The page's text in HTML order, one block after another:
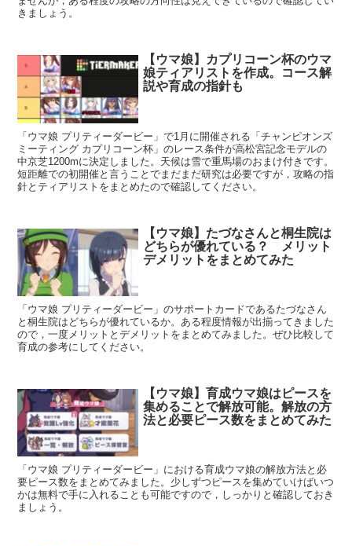
きましょう。
【ウマ娘】カプリコーン杯のウマ
娘ティアリストを作成。コース解
説や育成の指針も
「ウマ娘 プリティーダービー」で1月に開催される「チャンピオンズ
ミーティング カプリコーン杯」のレース条件が高松宮記念モデルの
中京芝1200mに決定しました。天候は雪で重馬場のおまけ付きです。
短距離での初開催と言うことでまだまだ研究は必要ですが，攻略の指
針とティアリストをまとめたので確認してください。
【ウマ娘】たづなさんと桐生院は
どちらが優れている？ メリット
デメリットをまとめてみた
「ウマ娘 プリティーダービー」のサポートカードであるたづなさん
と桐生院はどちらが優れているか。ある程度情報が出揃ってきました
ので，一度メリットとデメリットをまとめてみました。ぜひ比較して
育成の参考にしてください。
【ウマ娘】育成ウマ娘はピースを
集めることで解放可能。解放の方
法と必要ピース数をまとめてみた
「ウマ娘 プリティーダービー」における育成ウマ娘の解放方法と必
要ピース数をまとめてみました。少しずつピースを集めていけばいつ
かは無料で手に入れることも可能ですので，しっかりと確認しておき
ましょう。